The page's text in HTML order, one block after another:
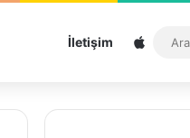
İletişim